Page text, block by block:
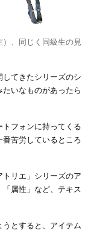
、同じく同級生の見
てきたシリーズのシ
いなものがあったら
フォンに持ってくる
苦労しているところ
リエ」シリーズのア
属性」など、テキス
とすると、アイテム